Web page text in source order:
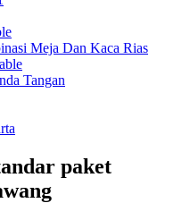
Meja Dan Kaca Rias
Tangan
paket